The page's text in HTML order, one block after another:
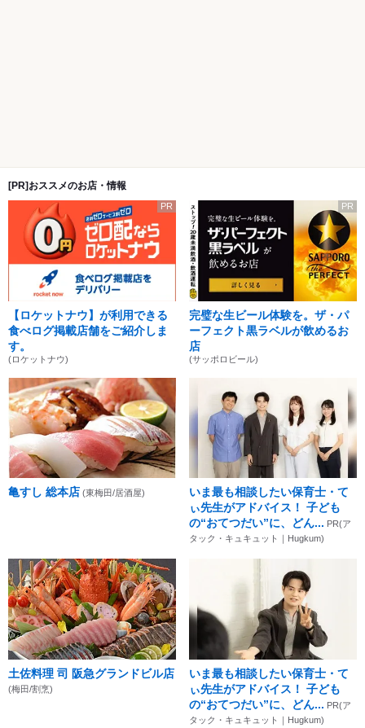
[PR]おススメのお店・情報
PR
【ロケットナウ】が利用できる
食べログ掲載店舗をご紹介しま
す。
(ロケットナウ)
PR
完璧な生ビール体験を。ザ・パ
ーフェクト黒ラベルが飲めるお
店
(サッポロビール)
亀すし 総本店 (東梅田/居酒屋)
いま最も相談したい保育士・て
ぃ先生がアドバイス！ 子ども
の“おてつだい”に、どん... PR(ア
タック・キュキュット｜Hugkum)
土佐料理 司 阪急グランドビル店
(梅田/割烹)
いま最も相談したい保育士・て
ぃ先生がアドバイス！ 子ども
の“おてつだい”に、どん... PR(ア
タック・キュキュット｜Hugkum)